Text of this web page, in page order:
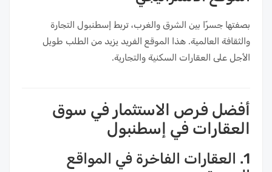
بصفتها جسرًا بين الشرق والغرب، تربط إسطنبول التجارة
والثقافة العالمية. هذا الموقع الفريد يزيد من الطلب طويل
الأجل على العقارات السكنية والتجارية.
أفضل فرص الاستثمار في سوق
العقارات في إسطنبول
1. العقارات الفاخرة في المواقع